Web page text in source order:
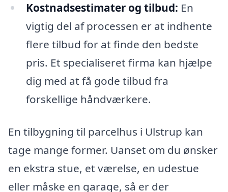
Kostnadsestimater og tilbud: En
vigtig del af processen er at indhente
flere tilbud for at finde den bedste
pris. Et specialiseret firma kan hjælpe
dig med at få gode tilbud fra
forskellige håndværkere.
En tilbygning til parcelhus i Ulstrup kan
tage mange former. Uanset om du ønsker
en ekstra stue, et værelse, en udestue
eller måske en garage, så er der